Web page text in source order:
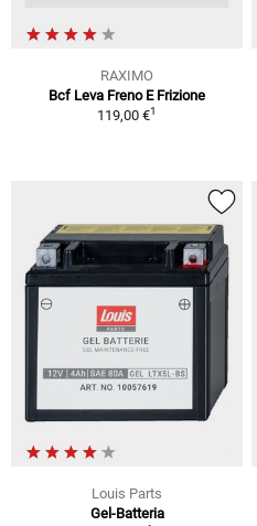
RAXIMO
Bcf Leva Freno E Frizione
119,00 €1
Louis Parts
Gel-Batteria